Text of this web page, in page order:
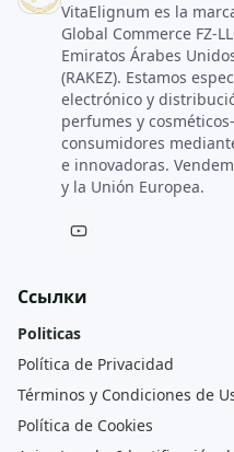
VitaElignum es la
Global Commerce
Emiratos Árabes
(RAKEZ). Estamos
electrónico y
perfumes y
consumidores
e innovadoras.
y la Unión Europea.
Ссылки
Politicas
Política de Privacidad
Términos y Condiciones de
Política de Cookies